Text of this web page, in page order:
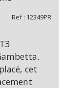
Ref : 12349PR
cet